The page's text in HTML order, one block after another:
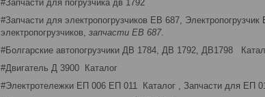
#Запчасти для погрузчика дв 1792
#Запчасти для электропогрузчиков ЕВ 687,
электропогрузчиков, запчасти ЕВ 687.
#Болгарские автопогрузчики ДВ 1784, ДВ 1792, ДВ1798
#Двигатель Д 3900 Каталог
#Электротележки ЕП 006 ЕП 011 Каталог , Запчасти для ЕП